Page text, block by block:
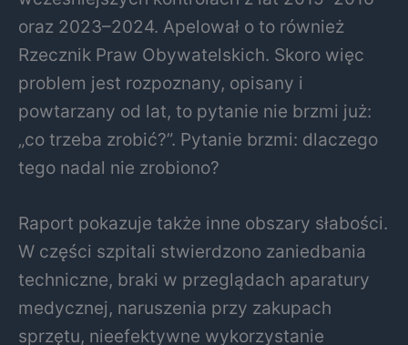
oraz 2023–2024. Apelował o to również
Rzecznik Praw Obywatelskich. Skoro więc
problem jest rozpoznany, opisany i
powtarzany od lat, to pytanie nie brzmi już:
„co trzeba zrobić?”. Pytanie brzmi: dlaczego
tego nadal nie zrobiono?
Raport pokazuje także inne obszary słabości.
W części szpitali stwierdzono zaniedbania
techniczne, braki w przeglądach aparatury
medycznej, naruszenia przy zakupach
sprzętu, nieefektywne wykorzystanie